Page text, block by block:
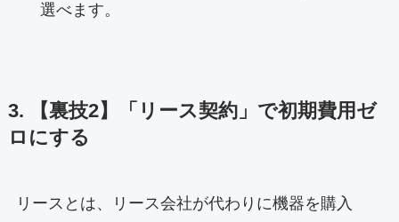
選べます。
3. 【裏技2】「リース契約」で初期費用ゼ
ロにする
リースとは、リース会社が代わりに機器を購入